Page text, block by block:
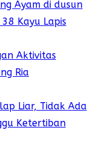
Ayam di dusun
Kayu Lapis
Aktivitas
Ria
Liar, Tidak Ada
Ketertiban